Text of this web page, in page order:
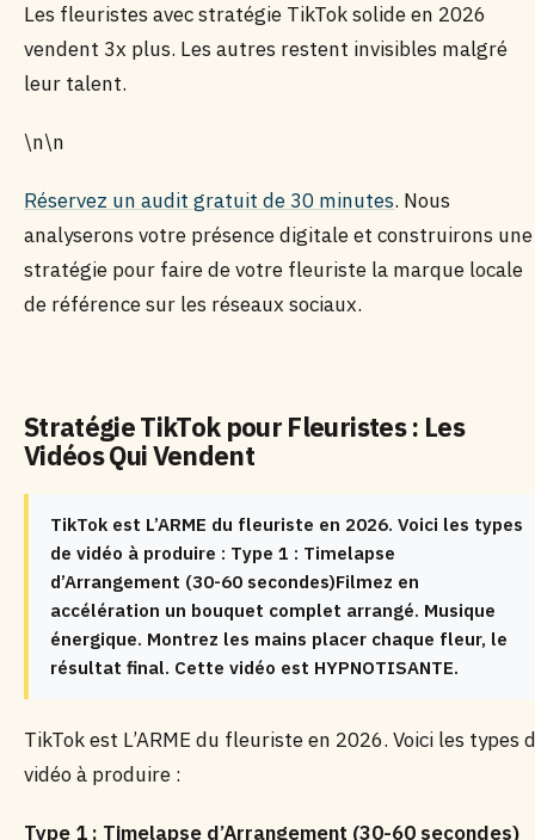
Les fleuristes avec stratégie TikTok solide en 2026
vendent 3x plus. Les autres restent invisibles malgré
leur talent.
\n\n
Réservez un audit gratuit de 30 minutes. Nous
analyserons votre présence digitale et construirons une
stratégie pour faire de votre fleuriste la marque locale
de référence sur les réseaux sociaux.
Stratégie TikTok pour Fleuristes : Les
Vidéos Qui Vendent
TikTok est L’ARME du fleuriste en 2026. Voici les types
de vidéo à produire : Type 1 : Timelapse
d’Arrangement (30-60 secondes)Filmez en
accélération un bouquet complet arrangé. Musique
énergique. Montrez les mains placer chaque fleur, le
résultat final. Cette vidéo est HYPNOTISANTE.
TikTok est L’ARME du fleuriste en 2026. Voici les types
vidéo à produire :
Type 1 : Timelapse d’Arrangement (30-60 secondes)